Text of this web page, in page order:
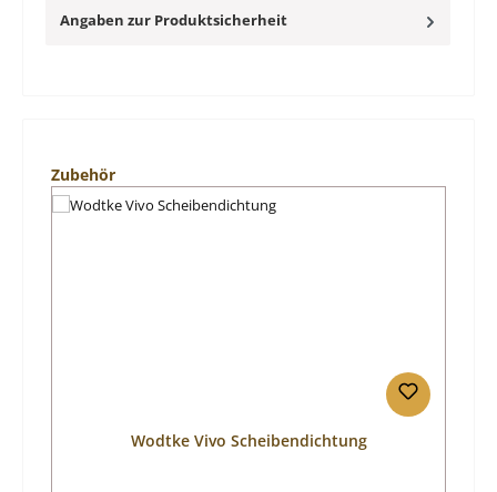
Angaben zur Produktsicherheit
Produktgalerie überspringen
Zubehör
Wodtke Vivo Scheibendichtung